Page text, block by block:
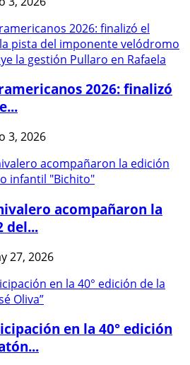
2026: finalizó
3, 2026
acompañaron la
del...
27, 2026
en la 40° edición